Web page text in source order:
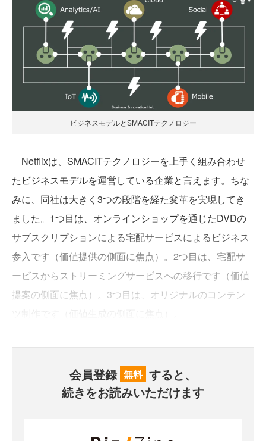
ビジネスモデルとSMACITテクノロジー
Netflixは、SMACITテクノロジーを上手く組み合わせ
たビジネスモデルを運営している企業と言えます。ちな
みに、同社は大きく3つの段階を経た変革を実現してき
ました。1つ目は、オンラインショップを通じたDVDの
サブスクリプションによる宅配サービスによるビジネス
参入です（価値提供の側面に焦点）。2つ目は、宅配サ
ービスからストリーミングサービスへの移行です（価値
提案の側面に焦点）。3つ目は、オリジナルのコンテン
会員登録 無料 すると、
続きをお読みいただけます